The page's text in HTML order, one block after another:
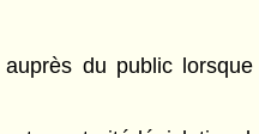
du public